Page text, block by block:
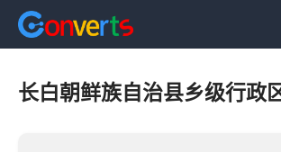
长白朝鲜族自治县乡级行政